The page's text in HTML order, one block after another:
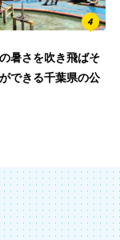
暑さを吹き飛ばそ
できる千葉県の公